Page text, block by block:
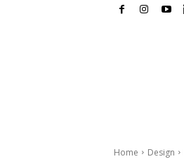
Home Design